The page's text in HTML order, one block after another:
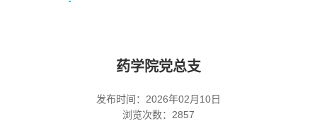
药学院党总支
发布时间：2026年02月10日
浏览次数： 2857